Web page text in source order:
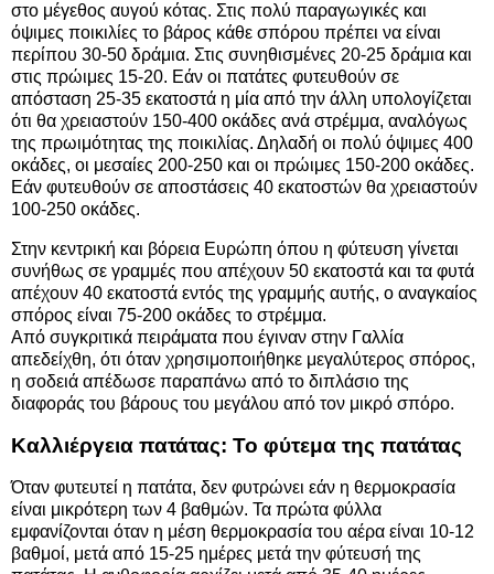
στο μέγεθος αυγού κότας. Στις πολύ παραγωγικές και
όψιμες ποικιλίες το βάρος κάθε σπόρου πρέπει να είναι
περίπου 30-50 δράμια. Στις συνηθισμένες 20-25 δράμια και
στις πρώιμες 15-20. Εάν οι πατάτες φυτευθούν σε
απόσταση 25-35 εκατοστά η μία από την άλλη υπολογίζεται
ότι θα χρειαστούν 150-400 οκάδες ανά στρέμμα, αναλόγως
της πρωιμότητας της ποικιλίας. Δηλαδή οι πολύ όψιμες 400
οκάδες, οι μεσαίες 200-250 και οι πρώιμες 150-200 οκάδες.
Εάν φυτευθούν σε αποστάσεις 40 εκατοστών θα χρειαστούν
100-250 οκάδες.
Στην κεντρική και βόρεια Ευρώπη όπου η φύτευση γίνεται
συνήθως σε γραμμές που απέχουν 50 εκατοστά και τα φυτά
απέχουν 40 εκατοστά εντός της γραμμής αυτής, ο αναγκαίος
σπόρος είναι 75-200 οκάδες το στρέμμα.
Από συγκριτικά πειράματα που έγιναν στην Γαλλία
απεδείχθη, ότι όταν χρησιμοποιήθηκε μεγαλύτερος σπόρος,
η σοδειά απέδωσε παραπάνω από το διπλάσιο της
διαφοράς του βάρους του μεγάλου από τον μικρό σπόρο.
Καλλιέργεια πατάτας: Το φύτεμα της πατάτας
Όταν φυτευτεί η πατάτα, δεν φυτρώνει εάν η θερμοκρασία
είναι μικρότερη των 4 βαθμών. Τα πρώτα φύλλα
εμφανίζονται όταν η μέση θερμοκρασία του αέρα είναι 10-12
βαθμοί, μετά από 15-25 ημέρες μετά την φύτευσή της